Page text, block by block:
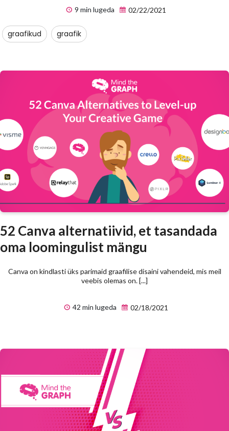
9 min lugeda 02/22/2021
graafikud graafik
52 Canva alternatiivid, et tasandada
oma loomingulist mängu
Canva on kindlasti üks parimaid graafilise disaini vahendeid, mis meil
veebis olemas on. [...]
42 min lugeda 02/18/2021